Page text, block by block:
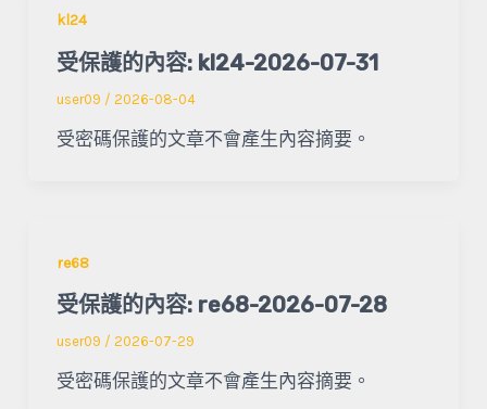
kl24
受保護的內容: kl24-2026-07-31
user09 / 2026-08-04
受密碼保護的文章不會產生內容摘要。
re68
受保護的內容: re68-2026-07-28
user09 / 2026-07-29
受密碼保護的文章不會產生內容摘要。